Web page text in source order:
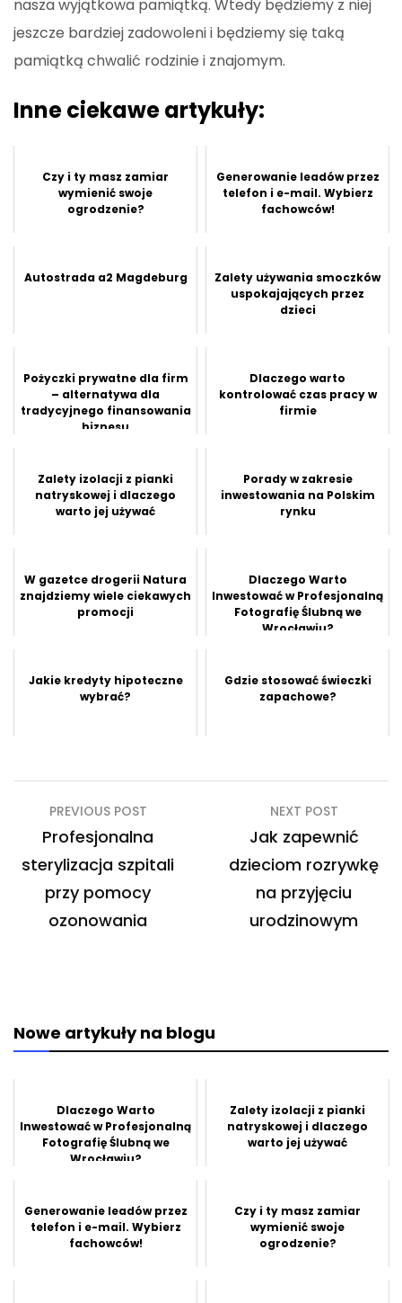
nasza wyjątkowa pamiątką. Wtedy będziemy z niej
jeszcze bardziej zadowoleni i będziemy się taką
pamiątką chwalić rodzinie i znajomym.
Inne ciekawe artykuły:
Czy i ty masz zamiar
wymienić swoje
ogrodzenie?
Generowanie leadów przez
telefon i e-mail. Wybierz
fachowców!
Autostrada a2 Magdeburg
Zalety używania smoczków
uspokajających przez
dzieci
Pożyczki prywatne dla firm
– alternatywa dla
tradycyjnego finansowania
biznesu
Dlaczego warto
kontrolować czas pracy w
firmie
Zalety izolacji z pianki
natryskowej i dlaczego
warto jej używać
Porady w zakresie
inwestowania na Polskim
rynku
W gazetce drogerii Natura
znajdziemy wiele ciekawych
promocji
Dlaczego Warto
Inwestować w Profesjonalną
Fotografię Ślubną we
Wrocławiu?
Jakie kredyty hipoteczne
wybrać?
Gdzie stosować świeczki
zapachowe?
Nawigacja
wpisu
PREVIOUS POST
Profesjonalna
sterylizacja szpitali
przy pomocy
ozonowania
NEXT POST
Jak zapewnić
dzieciom rozrywkę
na przyjęciu
urodzinowym
Nowe artykuły na blogu
Dlaczego Warto
Inwestować w Profesjonalną
Fotografię Ślubną we
Wrocławiu?
Zalety izolacji z pianki
natryskowej i dlaczego
warto jej używać
Generowanie leadów przez
telefon i e-mail. Wybierz
fachowców!
Czy i ty masz zamiar
wymienić swoje
ogrodzenie?